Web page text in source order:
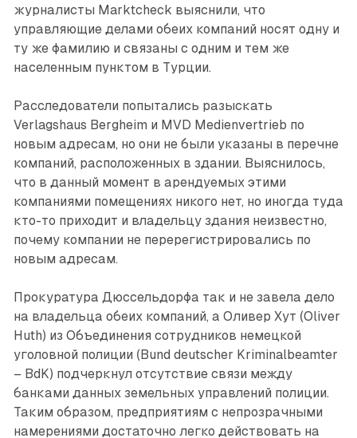
журналисты Marktcheck выяснили, что
управляющие делами обеих компаний носят одну и
ту же фамилию и связаны с одним и тем же
населенным пунктом в Турции.
Расследователи попытались разыскать
Verlagshaus Bergheim и MVD Medienvertrieb по
новым адресам, но они не были указаны в перечне
компаний, расположенных в здании. Выяснилось,
что в данный момент в арендуемых этими
компаниями помещениях никого нет, но иногда туда
кто-то приходит и владельцу здания неизвестно,
почему компании не перерегистрировались по
новым адресам.
Прокуратура Дюссельдорфа так и не завела дело
на владельца обеих компаний, а Оливер Хут (Oliver
Huth) из Объединения сотрудников немецкой
уголовной полиции (Bund deutscher Kriminalbeamter
– BdK) подчеркнул отсутствие связи между
банками данных земельных управлений полиции.
Таким образом, предприятиям с непрозрачными
намерениями достаточно легко действовать на